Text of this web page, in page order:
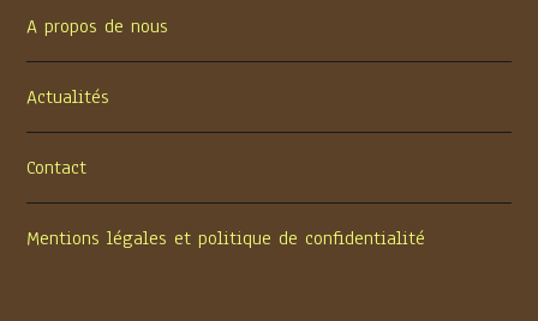
A propos de nous
Actualités
Contact
Mentions légales et politique de confidentialité